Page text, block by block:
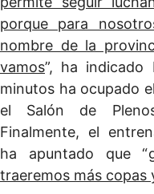
porque para
nombre de la
vamos”, ha indicado
minutos ha ocupado
el Salón de
Finalmente, el
ha apuntado que “
traeremos más copas